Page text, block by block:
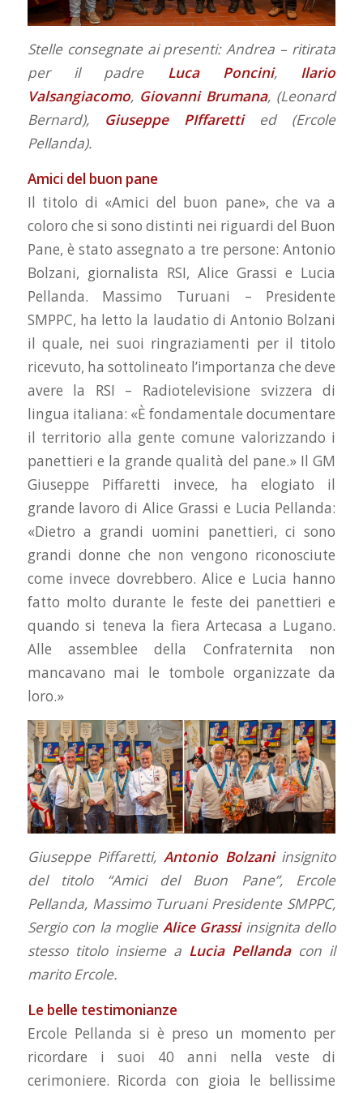
Stelle consegnate ai presenti: Andrea – ritirata
per il padre Luca Poncini, Ilario
Valsangiacomo, Giovanni Brumana, (Leonard
Bernard), Giuseppe PIffarettied (Ercole
Pellanda).
Amici del buon pane
Il titolo di «Amici del buon pane», che va a
coloro che si sono distinti nei riguardi del Buon
Pane, è stato assegnato a tre persone: Antonio
Bolzani, giornalista RSI, Alice Grassi e Lucia
Pellanda. Massimo Turuani – Presidente
SMPPC, ha letto la laudatio di Antonio Bolzani
il quale, nei suoi ringraziamenti per il titolo
ricevuto, ha sottolineato l’importanza che deve
avere la RSI – Radiotelevisione svizzera di
lingua italiana: «È fondamentale documentare
il territorio alla gente comune valorizzando i
panettieri e la grande qualità del pane.» Il GM
Giuseppe Piffaretti invece, ha elogiato il
grande lavoro di Alice Grassi e Lucia Pellanda:
«Dietro a grandi uomini panettieri, ci sono
grandi donne che non vengono riconosciute
come invece dovrebbero. Alice e Lucia hanno
fatto molto durante le feste dei panettieri e
quando si teneva la fiera Artecasa a Lugano.
Alle assemblee della Confraternita non
mancavano mai le tombole organizzate da
loro.»
Giuseppe Piffaretti, Antonio Bolzaniinsignito
del titolo “Amici del Buon Pane”, Ercole
Pellanda, Massimo Turuani Presidente SMPPC,
Sergio con la moglie Alice Grassiinsignita dello
stesso titolo insieme a Lucia Pellandacon il
marito Ercole.
Le belle testimonianze
Ercole Pellanda si è preso un momento per
ricordare i suoi 40 anni nella veste di
cerimoniere. Ricorda con gioia le bellissime